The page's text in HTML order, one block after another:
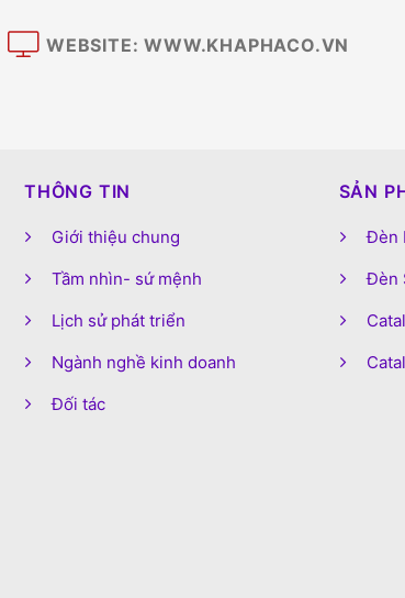
WEBSITE: WWW.KHAPHACO.VN
THÔNG TIN
Giới thiệu chung
Tầm nhìn- sứ mệnh
Lịch sử phát triển
Ngành nghề kinh doanh
Đối tác
SẢN
Đèn
Đèn